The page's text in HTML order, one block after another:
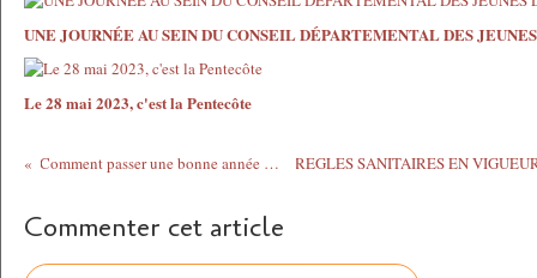
UNE JOURNÉE AU SEIN DU CONSEIL DÉPARTEMENTAL DES
Le 28 mai 2023, c'est la Pentecôte
Comment passer une bonne année scolaire !
Commenter cet article